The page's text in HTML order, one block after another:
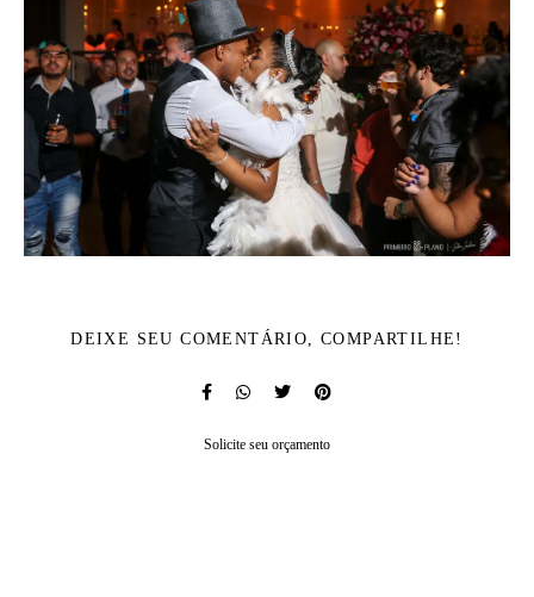
DEIXE SEU COMENTÁRIO, COMPARTILHE!
Solicite seu orçamento